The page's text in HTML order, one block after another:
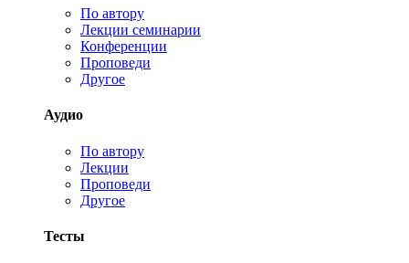
По автору
Лекции семинарии
Конференции
Проповеди
Другое
Аудио
По автору
Лекции
Проповеди
Другое
Тесты